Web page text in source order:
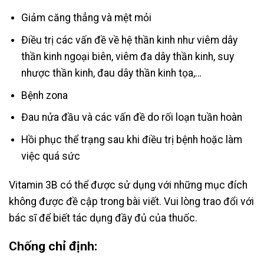
Giảm căng thẳng và mệt mỏi
Điều trị các vấn đề về hệ thần kinh như viêm dây
thần kinh ngoại biên, viêm đa dây thần kinh, suy
nhược thần kinh, đau dây thần kinh tọa,…
Bệnh zona
Đau nửa đầu và các vấn đề do rối loạn tuần hoàn
Hồi phục thể trạng sau khi điều trị bệnh hoặc làm
việc quá sức
Vitamin 3B có thể được sử dụng với những mục đích
không được đề cập trong bài viết. Vui lòng trao đổi với
bác sĩ để biết tác dụng đầy đủ của thuốc.
Chống chỉ định: